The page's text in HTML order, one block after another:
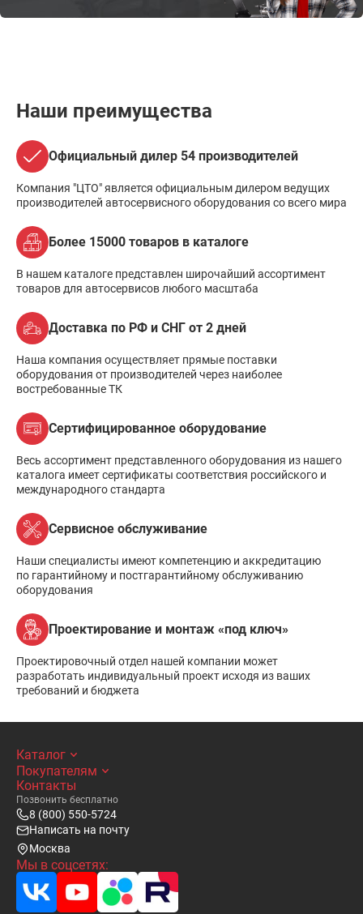
Наши преимущества
Официальный дилер 54 производителей
Компания "ЦТО" является официальным дилером ведущих
производителей автосервисного оборудования со всего мира
Более 15000 товаров в каталоге
В нашем каталоге представлен широчайший ассортимент
товаров для автосервисов любого масштаба
Доставка по РФ и СНГ от 2 дней
Наша компания осуществляет прямые поставки
оборудования от производителей через наиболее
востребованные ТК
Сертифицированное оборудование
Весь ассортимент представленного оборудования из нашего
каталога имеет сертификаты соответствия российского и
международного стандарта
Сервисное обслуживание
Наши специалисты имеют компетенцию и аккредитацию
по гарантийному и постгарантийному обслуживанию
оборудования
Проектирование и монтаж «под ключ»
Проектировочный отдел нашей компании может
разработать индивидуальный проект исходя из ваших
требований и бюджета
Каталог
Покупателям
Контакты
Позвонить бесплатно
8 (800) 550-5724
Написать на почту
Москва
Мы в соцсетях: